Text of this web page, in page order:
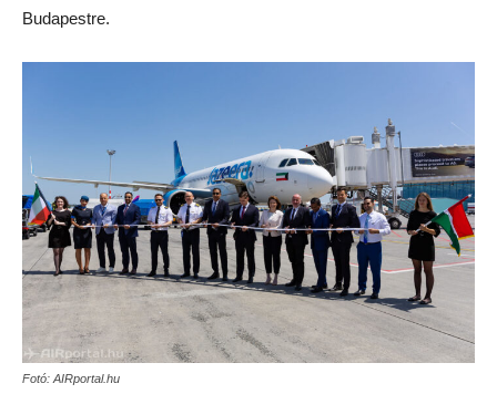
Budapestre.
Fotó: AIRportal.hu